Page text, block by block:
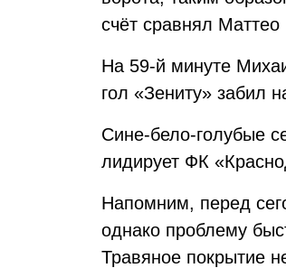
счёт сравнял Маттео
На 59-й минуте
гол «Зениту» забил
Сине-бело-голубые
лидирует ФК
Напомним, перед
однако проблему
Травяное покрытие